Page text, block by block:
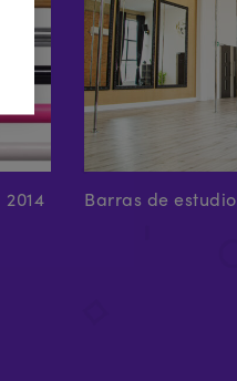
Barras de estudio